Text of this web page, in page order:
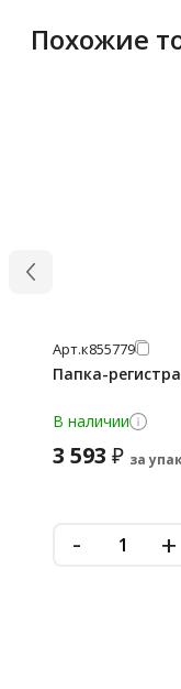
Похожие
Арт.к855779
Папка-
В наличии
3 593 ₽ за
- +